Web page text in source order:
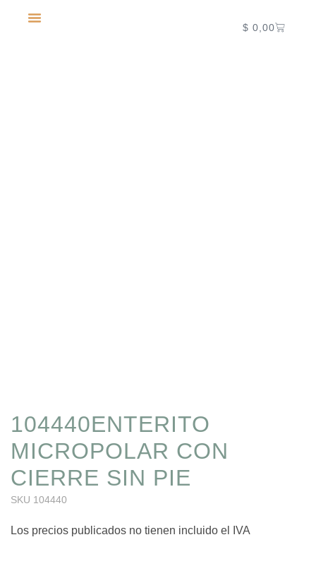
$ 0,00
104440ENTERITO
MICROPOLAR CON
CIERRE SIN PIE
SKU 104440
Los precios publicados no tienen incluido el IVA